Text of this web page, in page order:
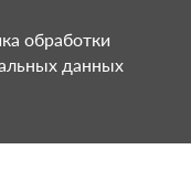
обработки
данных